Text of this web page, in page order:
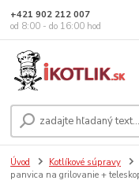
+421 902 212 007
od 8:00 - do 16:00 hod
Úvod Kotlíkové súpravy
panvica na grilovanie +